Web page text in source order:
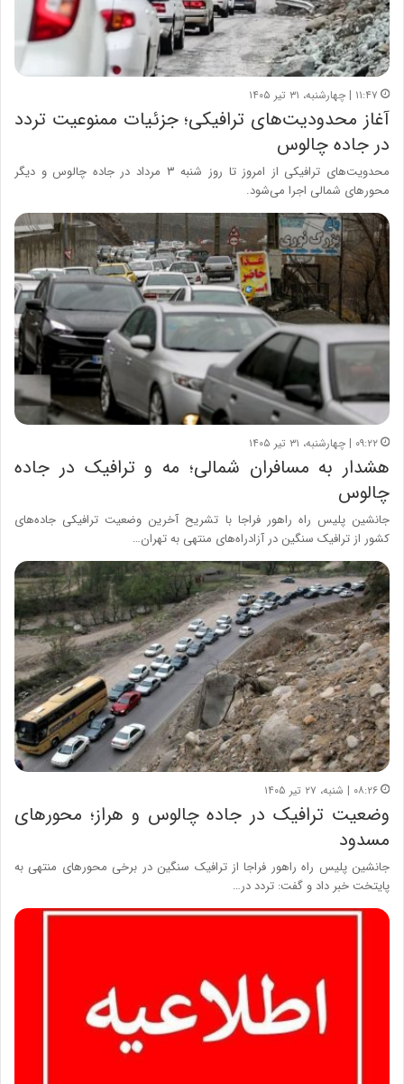
۱۱:۴۷ | چهارشنبه، ۳۱ تیر ۱۴۰۵
آغاز محدودیت‌های ترافیکی؛ جزئیات ممنوعیت تردد
در جاده چالوس
محدویت‌های ترافیکی از امروز تا روز شنبه ۳ مرداد در جاده چالوس و دیگر
محورهای شمالی اجرا می‌شود.
۰۹:۲۲ | چهارشنبه، ۳۱ تیر ۱۴۰۵
هشدار به مسافران شمالی؛ مه و ترافیک در جاده‌
چالوس
جانشین پلیس راه راهور فراجا با تشریح آخرین وضعیت ترافیکی جاده‌های
کشور از ترافیک سنگین در آزادراه‌های منتهی به تهران…
۰۸:۲۶ | شنبه، ۲۷ تیر ۱۴۰۵
وضعیت ترافیک در جاده چالوس و هراز؛ محورهای
مسدود
جانشین پلیس راه راهور فراجا از ترافیک سنگین در برخی محورهای منتهی به
پایتخت خبر داد و گفت: تردد در…